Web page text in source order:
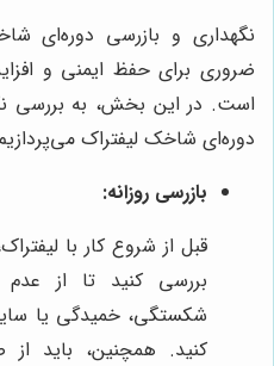
نگهداری و بازرسی دوره‌ای
ضروری برای حفظ ایمنی و
است. در این بخش، به بررسی
دوره‌ای شاخک لیفتراک
بازرسی روزانه:
قبل از شروع کار با
بررسی کنید تا از
شکستگی، خمیدگی یا
کنید. همچنین، باید